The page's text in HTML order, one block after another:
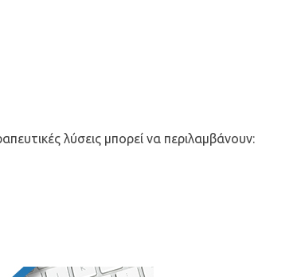
λύσεις μπορεί να περιλαμβάνουν: